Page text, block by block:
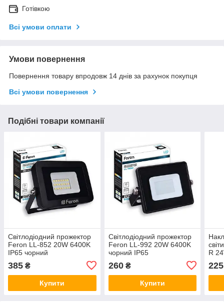
Готівкою
Всі умови оплати
Умови повернення
Повернення товару впродовж 14 днів за рахунок покупця
Всі умови повернення
Подібні товари компанії
Світлодіодний прожектор
Feron LL-852 20W 6400K
IP65 чорний
385 ₴
Купити
Світлодіодний прожектор
Feron LL-992 20W 6400K
чорний IP65
260₴
Купити
R
225